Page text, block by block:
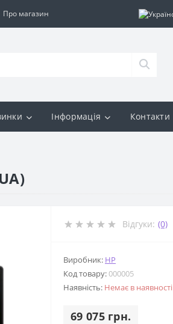
Про магазин
Інформація Контакти
Відгуки: (0)
Виробник: HP
Код товару:000005
Наявність: Немає в наявності
69 075 грн.